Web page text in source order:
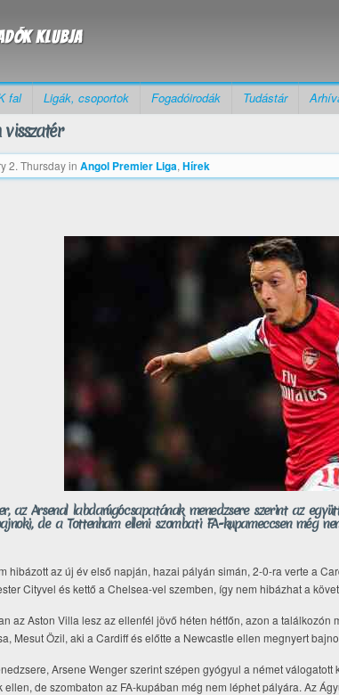
fal Ligák, csoportok Fogadóirodák Tudástár
visszatér
2. Thursdayin Angol Premier Liga, Hírek
az Arsenal labdarúgócsapatának menedzsere szerint az
de a Tottenham elleni szombati FA-kupameccsen még
hibázott az új év első napján, hazai pályán simán, 2-0-ra verte a
Cityvel és kettő a Chelsea-vel szemben, így nem hibázhat a
az Aston Villa lesz az ellenfél jövő héten hétfőn, azon a találkozón
Mesut Özil, aki a Cardiff és előtte a Newcastle ellen megnyert
Arsene Wenger szerint szépen gyógyul a német
ellen, de szombaton az FA-kupában még nem léphet pályára. Az